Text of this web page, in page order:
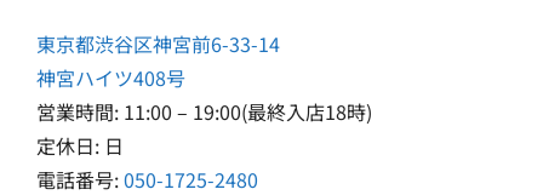
東京都渋谷区神宮前6-33-14
神宮ハイツ408号
営業時間: 11:00 – 19:00(最終入店18時)
定休日: 日
電話番号:050-1725-2480